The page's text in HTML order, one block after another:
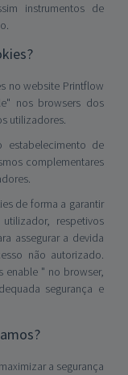
instrumentos de
no website Printflow
nos browsers dos
utilizadores.
de
complementares
de forma a garantir
respetivos
assegurar a devida
não autorizado.
enable " no browser,
segurança e
a segurança